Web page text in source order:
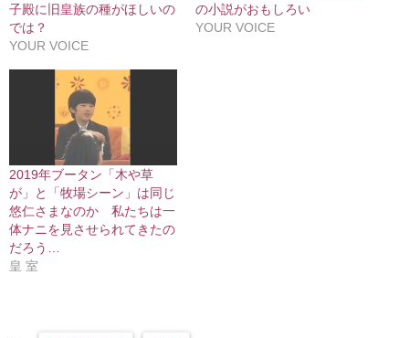
子殿に旧皇族の種がほしいの
では？
YOUR VOICE
の小説がおもしろい
YOUR VOICE
2019年ブータン「木や草
が」と「牧場シーン」は同じ
悠仁さまなのか 私たちは一
体ナニを見させられてきたの
だろう…
皇 室